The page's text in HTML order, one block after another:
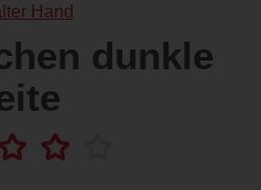
Hand
dunkle